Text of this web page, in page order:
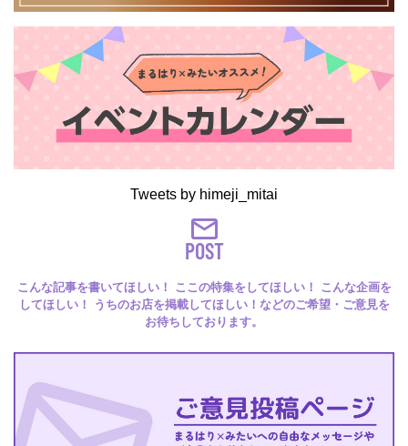
Tweets by himeji_mitai
POST
こんな記事を書いてほしい！ ここの特集をしてほしい！ こんな企画を
してほしい！ うちのお店を掲載してほしい！などのご希望・ご意見を
お待ちしております。